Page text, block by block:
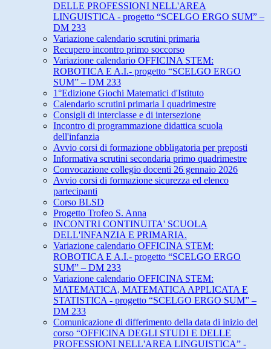
DELLE PROFESSIONI NELL'AREA
LINGUISTICA - progetto “SCELGO ERGO SUM” –
DM 233
Variazione calendario scrutini primaria
Recupero incontro primo soccorso
Variazione calendario OFFICINA STEM:
ROBOTICA E A.I.- progetto “SCELGO ERGO
SUM” – DM 233
1°Edizione Giochi Matematici d'Istituto
Calendario scrutini primaria I quadrimestre
Consigli di interclasse e di intersezione
Incontro di programmazione didattica scuola
dell'infanzia
Avvio corsi di formazione obbligatoria per preposti
Informativa scrutini secondaria primo quadrimestre
Convocazione collegio docenti 26 gennaio 2026
Avvio corsi di formazione sicurezza ed elenco
partecipanti
Corso BLSD
Progetto Trofeo S. Anna
INCONTRI CONTINUITA' SCUOLA
DELL'INFANZIA E PRIMARIA.
Variazione calendario OFFICINA STEM:
ROBOTICA E A.I.- progetto “SCELGO ERGO
SUM” – DM 233
Variazione calendario OFFICINA STEM:
MATEMATICA, MATEMATICA APPLICATA E
STATISTICA - progetto “SCELGO ERGO SUM” –
DM 233
Comunicazione di differimento della data di inizio del
corso “OFFICINA DEGLI STUDI E DELLE
PROFESSIONI NELL'AREA LINGUISTICA” -